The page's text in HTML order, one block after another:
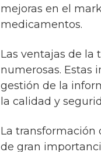
mejoras en el
medicamentos.
Las ventajas de
numerosas. Estas
gestión de la
la calidad y
La
de gran